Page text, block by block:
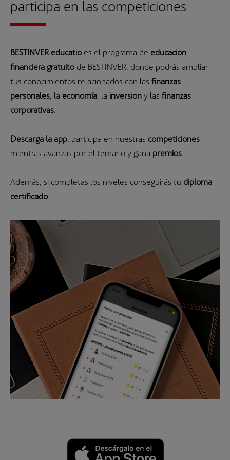
participa en las competiciones
BESTINVER educatio es el programa de educación
financiera gratuito de BESTINVER, donde podrás ampliar
tus conocimientos relacionados con las finanzas
personales , la economía , la inversióny las finanzas
corporativas
Descarga la app , participa en nuestras competiciones
mientras avanzas por el temario y gana premios
Además, si completas los niveles conseguirás tu diploma
certificado